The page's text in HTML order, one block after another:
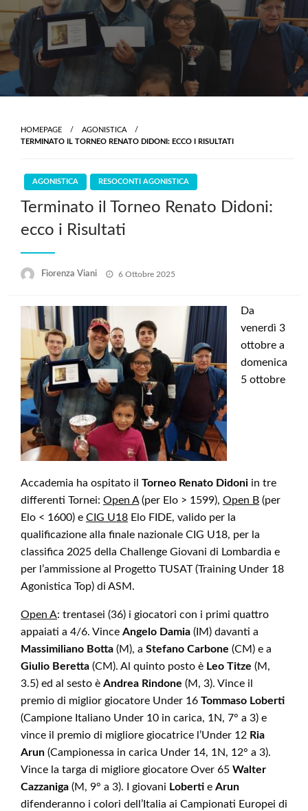
content
HOMEPAGE
AGONISTICA
TERMINATO IL TORNEO RENATO DIDONI: ECCO I RISULTATI
AGONISTICA RESOCONTI AGONISTICA
Terminato il Torneo Renato Didoni:
ecco i Risultati
Fiorenza Viani
Posted
6 Ottobre 2025
Da
venerdì 3
ottobre a
domenica
5 ottobre
Accademia ha ospitato il Torneo Renato Didoni in tre
differenti Tornei: Open A(per Elo > 1599), Open B (per
Elo < 1600) e CIG U18 Elo FIDE, valido per la
qualificazione alla finale nazionale CIG U18, per la
classifica 2025 della Challenge Giovani di Lombardia e
per l’ammissione al Progetto TUSAT (Training Under 18
Agonistica Top) di ASM.
Open A: trentasei (36) i giocatori con i primi quattro
appaiati a 4/6. Vince Angelo Damia (IM) davanti a
Massimiliano Botta (M), a Stefano Carbone (CM) e a
Giulio Beretta (CM). Al quinto posto è Leo Titze (M,
3.5) ed al sesto è Andrea Rindone (M, 3). Vince il
premio di miglior giocatore Under 16 Tommaso Loberti
(Campione Italiano Under 10 in carica, 1N, 7° a 3) e
vince il premio di migliore giocatrice l’Under 12 Ria
Arun (Campionessa in carica Under 14, 1N, 12° a 3).
Vince la targa di migliore giocatore Over 65 Walter
Cazzaniga (M, 9° a 3). I giovani Loberti e Arun
difenderanno i colori dell’Italia ai Campionati Europei di